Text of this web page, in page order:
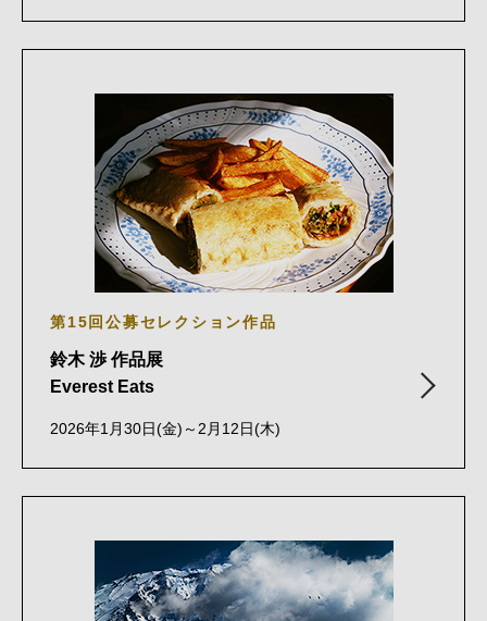
第15回公募セレクション作品
鈴木 渉 作品展
Everest Eats
2026年1月30日(金)～2月12日(木)